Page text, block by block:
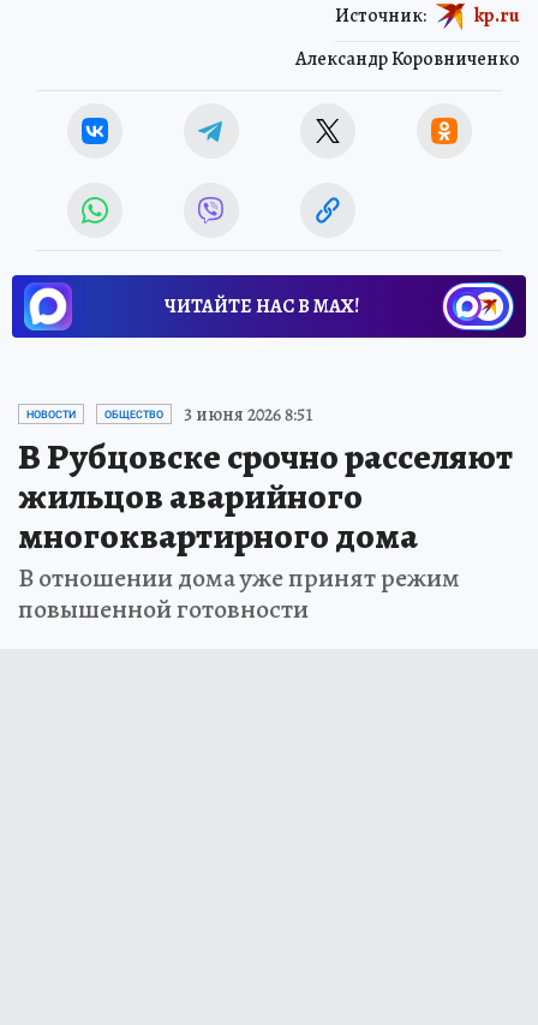
Александр Коровниченко
Источник: kp.ru
ЧИТАЙТЕ НАС В МАХ!
НОВОСТИ ОБЩЕСТВО 3 июня 2026 8:51
В Рубцовске срочно расселяют
жильцов аварийного
многоквартирного дома
В отношении дома уже принят режим
повышенной готовности